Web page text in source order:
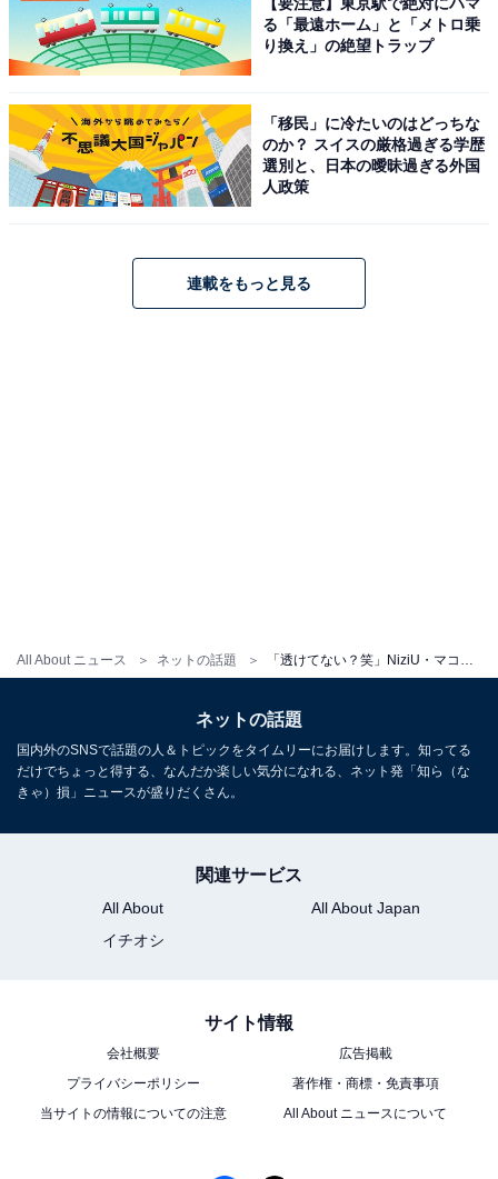
All About ニュース ネットの話題
【要注意】東京駅で絶対にハマ
る「最遠ホーム」と「メトロ乗
り換え」の絶望トラップ
「移民」に冷たいのはどっちな
のか？ スイスの厳格過ぎる学歴
選別と、日本の曖昧過ぎる外国
人政策
連載をもっと見る
ネットの話題
国内外のSNSで話題の人＆トピックをタイムリーにお届けします。知ってる
だけでちょっと得する、なんだか楽しい気分になれる、ネット発「知ら（な
きゃ）損」ニュースが盛りだくさん。
関連サービス
All About
All About Japan
イチオシ
サイト情報
会社概要
広告掲載
プライバシーポリシー
著作権・商標・免責事項
当サイトの情報についての注意
All About ニュースについて